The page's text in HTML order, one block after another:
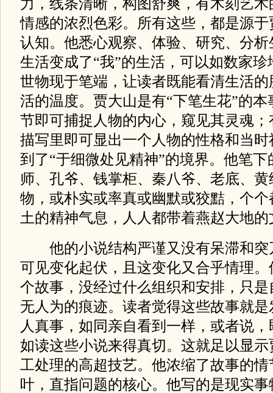
力，线条清晰，构图舒爽，有木刻艺
情感的浓烈色彩。所有这些，都是源
认知。他悉心观察、体验、研究、分
生活变成了“我”的生活，可以如数家
世物现于笔端，让读者既能看清生活
活的温度。贾大山是有“下笔生花”的
节即可捕捉人物的内心，窥见其灵魂
描写里即可显出一个人物的性格和当
到了“于细微处见精神”的境界。他笔
师、孔爷、钱掌柜、秦八爷、老底、
物，或朴实或率真或幽默或狡黠，个
土的精神气息，人人都带着燕赵大地
他的小说结构严谨又没有呆滞和突
可见变化起伏，且这变化又合乎情理
个故事，没经过什么组织和安排，只
无人为的痕迹。读者觉得这些故事就
人真事，如同亲自看到一样，或者说
如读这些小说来得真切。这就足以显
工处理的高超技艺。他浓缩了故事的
叶，直指问题的核心。他写的是现实